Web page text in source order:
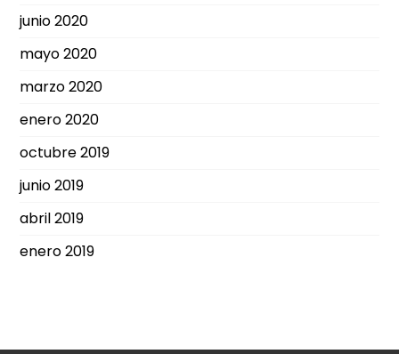
junio 2020
mayo 2020
marzo 2020
enero 2020
octubre 2019
junio 2019
abril 2019
enero 2019